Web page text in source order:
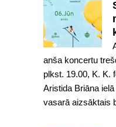
anša koncertu
plkst. 19.00, K. K.
Aristida Briāna
vasarā aizsāktais